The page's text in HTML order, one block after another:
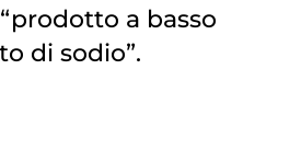
a basso
di sodio”.